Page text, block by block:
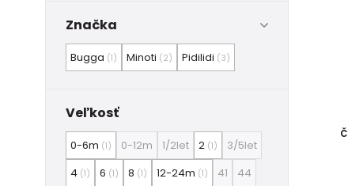
Značka
Bugga (1) Minoti (2) Pidilidi (3)
Veľkosť
0-6m (1) 0-12m 1/2let 2 (1)
3/5let
4 (1) 6 (1) 8 (1) 12-24m (1) 41
44